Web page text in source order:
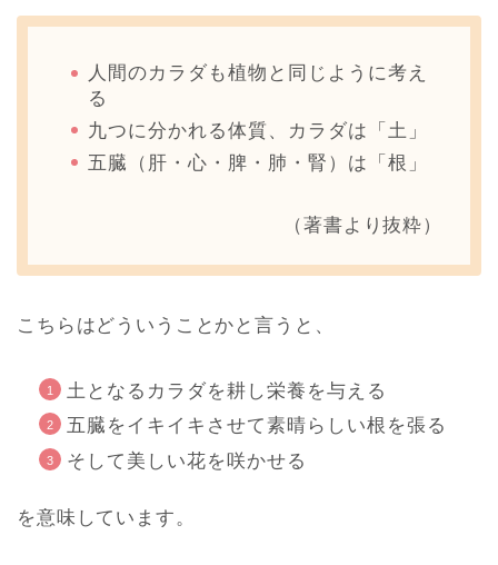
人間のカラダも植物と同じように考え
る
九つに分かれる体質、カラダは「土」
五臓（肝・心・脾・肺・腎）は「根」
（著書より抜粋）
こちらはどういうことかと言うと、
土となるカラダを耕し栄養を与える
五臓をイキイキさせて素晴らしい根を張る
そして美しい花を咲かせる
を意味しています。